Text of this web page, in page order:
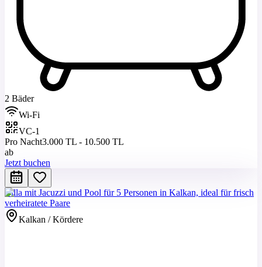
2 Bäder
Wi-Fi
VC-1
Pro Nacht3.000 TL - 10.500 TL
ab
Jetzt buchen
Villa mit Jacuzzi und Pool für 5 Personen in Kalkan, ideal für frisch
verheiratete Paare
Kalkan / Kördere